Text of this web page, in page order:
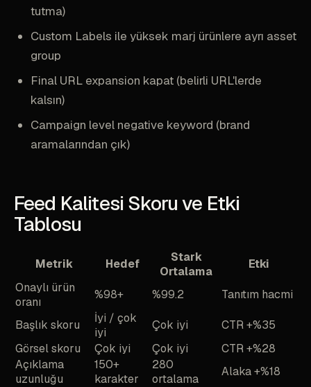
tutma)
Custom Labels ile yüksek marj ürünlere ayrı asset
group
Final URL expansion kapat (belirli URL'lerde
kalsın)
Campaign level negative keyword (brand
aramalarından çık)
Feed Kalitesi Skoru ve Etki
Tablosu
Metrik Hedef
Stark
Ortalama
Etki
Onaylı ürün
oranı
%98+ %99.2 Tanıtım hacmi
Başlık skoru
İyi / çok
iyi
Çok iyi
CTR +%35
Görsel skoru
Çok iyi Çok iyi
CTR +%28
Açıklama
uzunluğu
150+
karakter
280
ortalama
Alaka +%18